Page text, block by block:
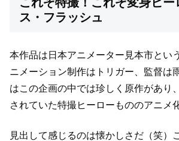
ス・フラッシュ
本作品は日本アニメーター見本市とい
ニメーション制作はトリガー、監督は
はこの企画の中では珍しく原作があり、
されていた特撮ヒーローもののアニメ
見出して感じるのは懐かしさだ（笑）